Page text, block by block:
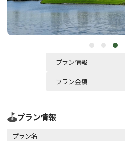
プラン情報
プラン金額
プラン情報
プラン名